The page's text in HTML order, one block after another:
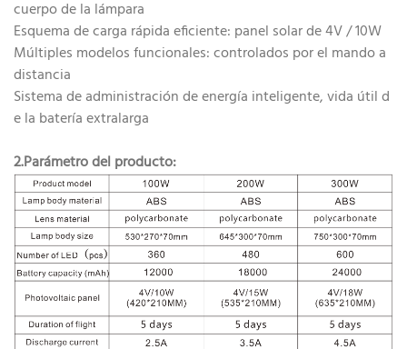
cuerpo de la lámpara
Esquema de carga rápida eficiente: panel solar de 4V / 10W
Múltiples modelos funcionales: controlados por el mando a
distancia
Sistema de administración de energía inteligente, vida útil d
e la batería extralarga
2.Parámetro del producto: